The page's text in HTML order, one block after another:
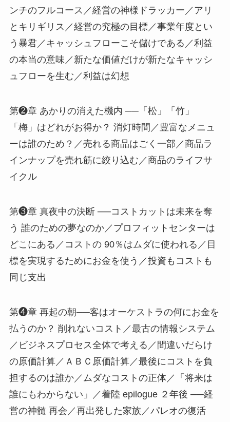
ンチのフルコース／経営の神様ドラッカー／アリ
とキリギリス／経営の究極の目標／事業年度とい
う暴君／キャッシュフローこそ儲けである／利益
の本当の意味／新たな価値だけが新たなキャッシ
ュフローを生む／利益は幻想
第❷章 あかりの消えた機内 ──「松」「竹」
「梅」はどれがお得か？ 消灯時間／豊富なメニュ
ーは誰のため？／売れる商品はごく一部／商品ラ
インナップを売れ筋に絞り込む／商品のライフサ
イクル
第❸章 真夜中の決断 ──コストカットは未来を奪
う 誰のための夢なのか／プロフィットセンターは
どこにある／コストの 90％はムダに使われる／目
標を実現するためにお金を使う／投資もコストも
同じ支出
第❹章 再起の朝──客はオーケストラの何にお金を
払うのか？ 削れないコスト／最古の情報システム
／ビジネスプロセス全体で考える／間違いだらけ
の原価計算／ＡＢＣ原価計算／最後にコストを負
担するのは誰か／ムダなコストの正体／「将来は
誰にもわからない」／着陸 epilogue ２年後 ──経
営の神髄 再会／再出発した家族／パレオの復活